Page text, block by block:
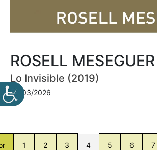
ROSELL MESEGUER
Lo Invisible (2019)
30/03/2026
1 2 3 4 5 6 7